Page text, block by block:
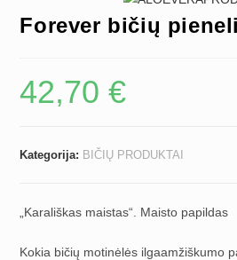
Forever bičių
42,70€
Kategorija: BIČIŲ PRODUKTAI
„Karališkas maistas“. Maisto papildas
Kokia bičių motinėlės ilgaamžiškumo